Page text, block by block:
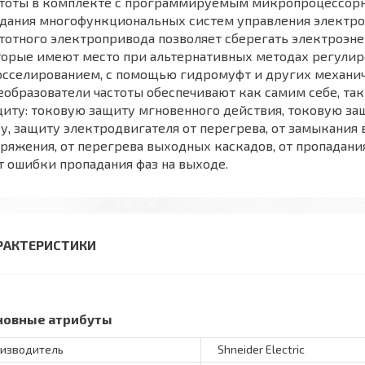
многофункциональных систем управления
электропривода позволяет сберегать
имеют место при альтернативных методах
с помощью гидромуфт и других
частоты обеспечивают как самим себе,
токовую защиту мгновенного действия, токовую
защиту электродвигателя от перегрева, от
от перегрева выходных каскадов, от
ошибки пропадания фаз на выходе.
атрибуты
Shneider Electric